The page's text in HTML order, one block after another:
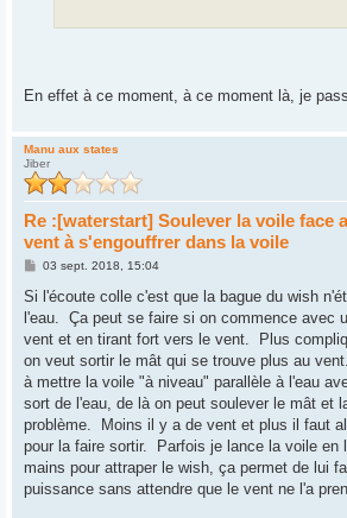
En effet à ce moment, à ce moment là, je
Manu aux states
Jiber
Re :[waterstart] Soulever la voile face
vent à s'engouffrer dans la voile
M
s
a
g
03 sept. 2018, 15:04
Si l'écoute colle c'est que la bague du wish
l'eau. Ça peut se faire si on commence avec
vent et en tirant fort vers le vent. Plus
on veut sortir le mât qui se trouve plus au
à mettre la voile "à niveau" parallèle à l'eau
sort de l'eau, de là on peut soulever le mât et
problème. Moins il y a de vent et plus il faut
pour la faire sortir. Parfois je lance la voile en
mains pour attraper le wish, ça permet de lui
puissance sans attendre que le vent ne l'a